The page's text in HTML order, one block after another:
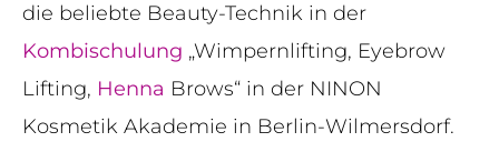
die beliebte Beauty-Technik in der
Kombischulung „Wimpernlifting, Eyebrow
Lifting, Henna Brows“ in der NINON
Kosmetik Akademie in Berlin-Wilmersdorf.